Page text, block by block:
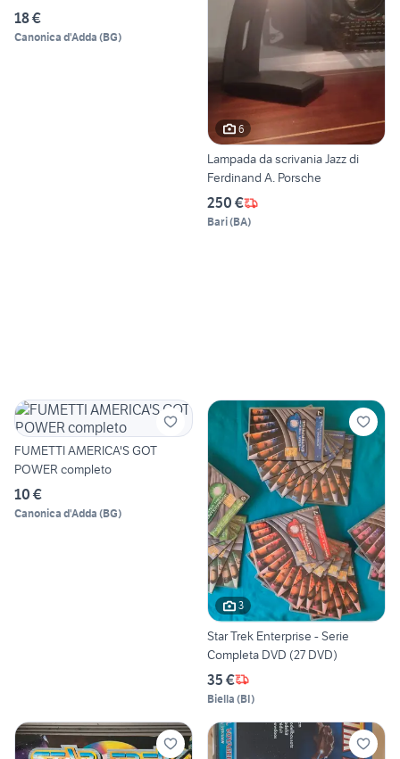
18 €
Canonica d'Adda (BG)
6
Lampada da scrivania Jazz di
Ferdinand A. Porsche
250 €
Bari(BA)
FUMETTI AMERICA'S GOT
POWER completo
10 €
Canonica d'Adda (BG)
3
Star Trek Enterprise - Serie
Completa DVD (27 DVD)
35 €
Biella (BI)